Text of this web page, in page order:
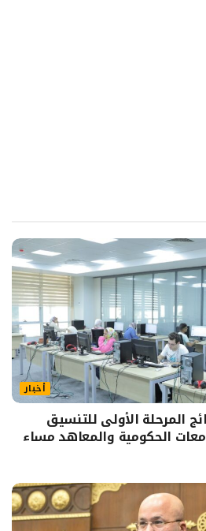
أخبار
المرحلة الأولى للتنسيق
الحكومية والمعاهد مساء